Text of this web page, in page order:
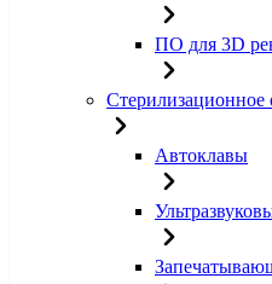
ПО для 3D
Стерилизационное
Автоклавы